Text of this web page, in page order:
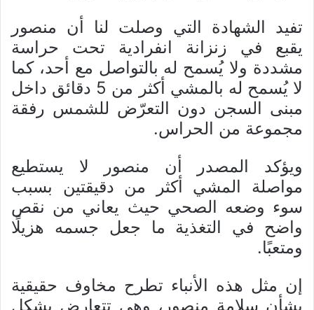
تفيد الشهادة التي وصلت لنا أن منصور
يقبع في زنزانة انفرادية تحت حراسة
مشددة ولا يُسمح له بالتواصل مع أحد، كما
لا يُسمح له بالمشي أكثر من 5 دقائق داخل
مبنى السجن دون التعرّض للشمس رفقة
مجموعة من الحراس.
ويؤكد المصدر أن منصور لا يستطيع
مواصلة المشي أكثر من دقيقتين بسبب
سوء وضعه الصحي حيث يعاني من نقص
واضح في التغذية ما جعل جسمه هزيلًا
ومتعبًا.
إن مثل هذه الأنباء تطرح مخاوف حقيقية
بشأن سلامة منصور، وهي تتعارض بشكل